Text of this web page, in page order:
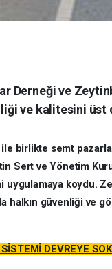
Derneği ve
ve kalitesini üst
ile birlikte semt
Sert ve Yönetim
koydu.
halkın güvenliği ve
DEVREYE